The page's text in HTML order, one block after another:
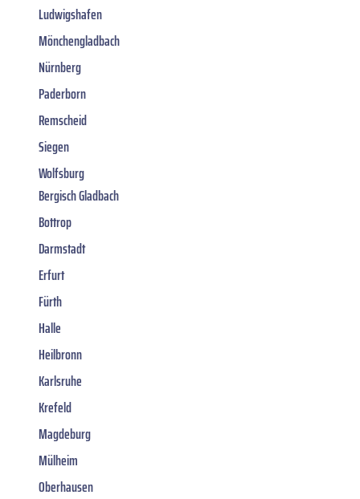
Ludwigshafen
Mönchengladbach
Nürnberg
Paderborn
Remscheid
Siegen
Wolfsburg
Bergisch Gladbach
Bottrop
Darmstadt
Erfurt
Fürth
Halle
Heilbronn
Karlsruhe
Krefeld
Magdeburg
Mülheim
Oberhausen